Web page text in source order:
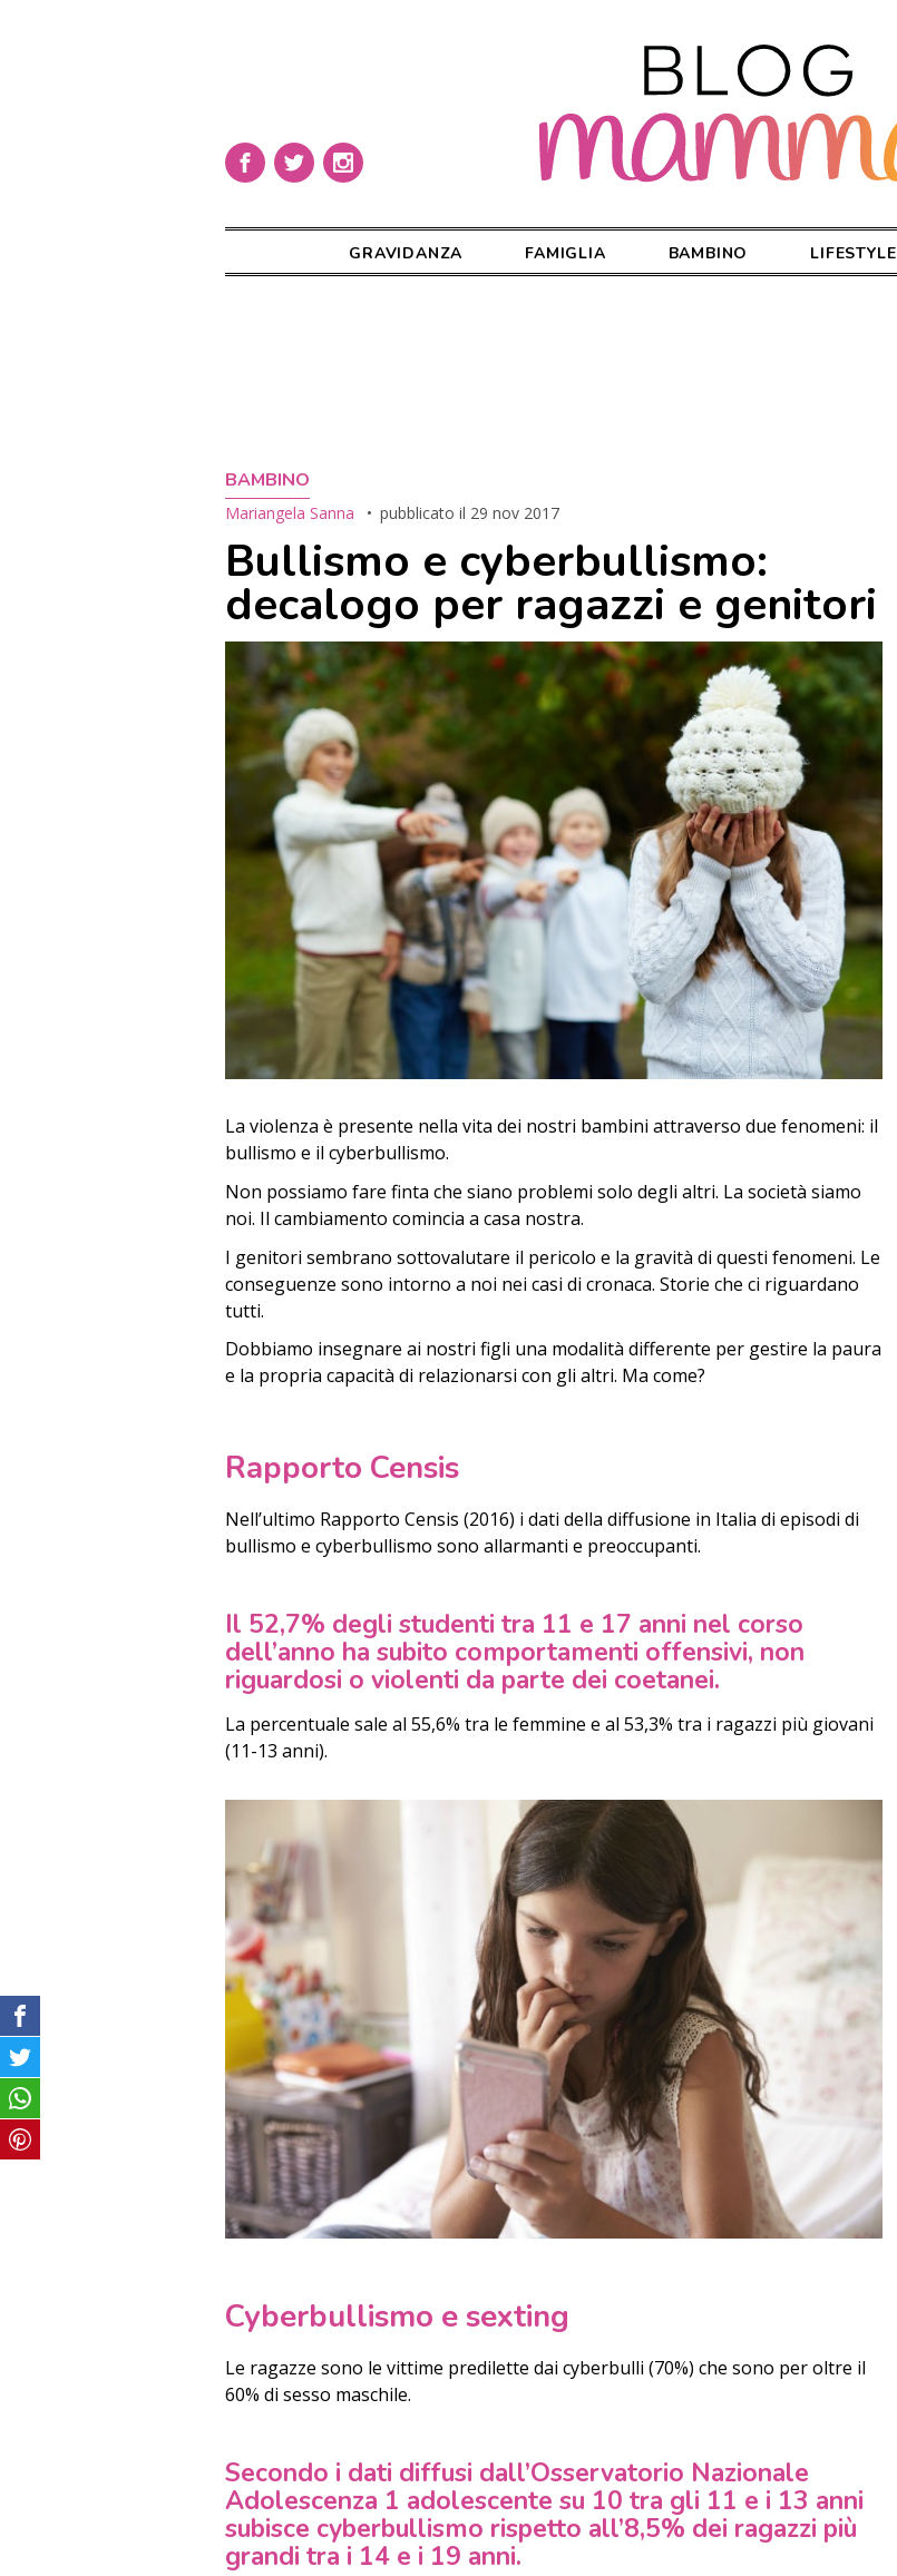
GRAVIDANZA FAMIGLIA BAMBINO LIFESTYLE
BAMBINO
Mariangela Sanna pubblicato il 29 nov 2017
Bullismo e cyberbullismo:
decalogo per ragazzi e genitori
La violenza è presente nella vita dei nostri bambini attraverso due fenomeni: il
bullismo e il cyberbullismo.
Non possiamo fare finta che siano problemi solo degli altri. La società siamo
noi. Il cambiamento comincia a casa nostra.
I genitori sembrano sottovalutare il pericolo e la gravità di questi fenomeni. Le
conseguenze sono intorno a noi nei casi di cronaca. Storie che ci riguardano
tutti.
Dobbiamo insegnare ai nostri figli una modalità differente per gestire la paura
e la propria capacità di relazionarsi con gli altri. Ma come?
Rapporto Censis
Nell’ultimo Rapporto Censis (2016) i dati della diffusione in Italia di episodi di
bullismo e cyberbullismo sono allarmanti e preoccupanti.
Il 52,7% degli studenti tra 11 e 17 anni nel corso
dell’anno ha subito comportamenti offensivi, non
riguardosi o violenti da parte dei coetanei.
La percentuale sale al 55,6% tra le femmine e al 53,3% tra i ragazzi più giovani
(11-13 anni).
Cyberbullismo e sexting
Le ragazze sono le vittime predilette dai cyberbulli (70%) che sono per oltre il
60% di sesso maschile.
Secondo i dati diffusi dall’Osservatorio Nazionale
Adolescenza 1 adolescente su 10 tra gli 11 e i 13 anni
subisce cyberbullismo rispetto all’8,5% dei ragazzi più
grandi tra i 14 e i 19 anni.